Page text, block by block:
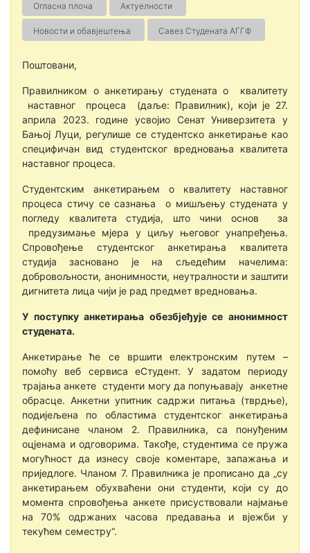
Огласна плоча Актуелности
Новости и обавјештења Савез Студената АГГФ
Поштовани,
Правилником о анкетирању студената о квалитету
наставног процеса (даље: Правилник), који је 27.
априла 2023. године усвојио Сенат Универзитета у
Бањој Луци, регулише се студентско анкетирање као
специфичан вид студентског вредновања квалитета
наставног процеса.
Студентским анкетирањем о квалитету наставног
процеса стичу се сазнања о мишљењу студената у
погледу квалитета студија, што чини основ за
предузимање мјера у циљу његовог унапређења.
Спровођење студентског анкетирања квалитета
студија засновано је на сљедећим начелима:
добровољности, анонимности, неутралности и заштити
дигнитета лица чији је рад предмет вредновања.
У поступку анкетирања обезбјеђује се анонимност
студената.
Анкетирање ће се вршити електронским путем –
помоћу веб сервиса еСтудент. У задатом периоду
трајања анкете студенти могу да попуњавају анкетне
обрасце. Анкетни упитник садржи питања (тврдње),
подијељена по областима студентског анкетирања
дефинисане чланом 2. Правилника, са понуђеним
оцјенама и одговорима. Такође, студентима се пружа
могућност да изнесу своје коментаре, запажања и
приједлоге. Чланом 7. Правилника је прописано да „су
анкетирањем обухваћени они студенти, који су до
момента спровођења анкете присуствовали најмање
на 70% одржаних часова предавања и вјежби у
текућем семестру“.